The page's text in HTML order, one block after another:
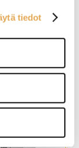
tiedot
x (s) 650 x
kW / 230 V.
on